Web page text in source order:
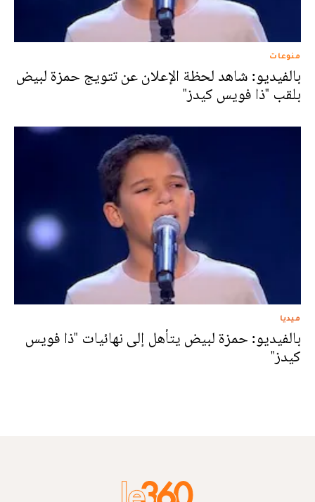
منوعات
بالفيديو: شاهد لحظة الإعلان عن تتويج حمزة لبيض
بلقب "ذا فويس كيدز"
ميديا
بالفيديو: حمزة لبيض يتأهل إلى نهائيات "ذا فويس
كيدز"